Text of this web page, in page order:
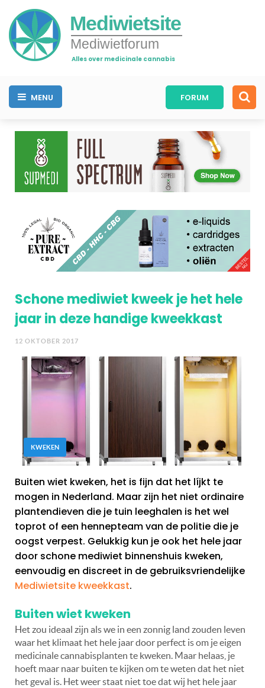
Mediwietsite
Mediwietforum
Alles over medicinale cannabis
MENU FORUM
Schone mediwiet kweek je het hele
jaar in deze handige kweekkast
12 OKTOBER 2017
KWEKEN
Buiten wiet kweken, het is fijn dat het líjkt te
mogen in Nederland. Maar zijn het niet ordinaire
plantendieven die je tuin leeghalen is het wel
toprot of een hennepteam van de politie die je
oogst verpest. Gelukkig kun je ook het hele jaar
door schone mediwiet binnenshuis kweken,
eenvoudig en discreet in de gebruiksvriendelijke
Mediwietsite kweekkast.
Buiten wiet kweken
Het zou ideaal zijn als we in een zonnig land zouden leven
waar het klimaat het hele jaar door perfect is om je eigen
medicinale cannabisplanten te kweken. Maar helaas, je
hoeft maar naar buiten te kijken om te weten dat het niet
het geval is. Het weer staat niet toe dat wij het hele jaar